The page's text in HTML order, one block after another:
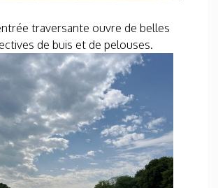
traversante ouvre de belles
de buis et de pelouses.